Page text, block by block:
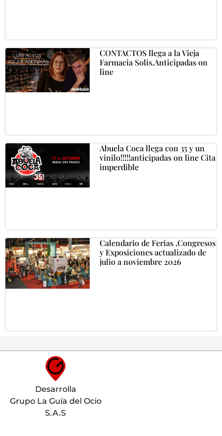
CONTACTOS llega a la Vieja
Farmacia Solis.Anticipadas on
line
Abuela Coca llega con 35 y un
vinilo!!!!!anticipadas on line Cita
imperdible
Calendario de Ferias ,Congresos
y Exposiciones actualizado de
julio a noviembre 2026
Desarrolla
Grupo La Guía del Ocio
S.A.S